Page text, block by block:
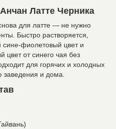
Латте Черника
для латте — не нужно
Быстро растворяется,
фиолетовый цвет и
цвет от синего чая без
для горячих и холодных
и дома.